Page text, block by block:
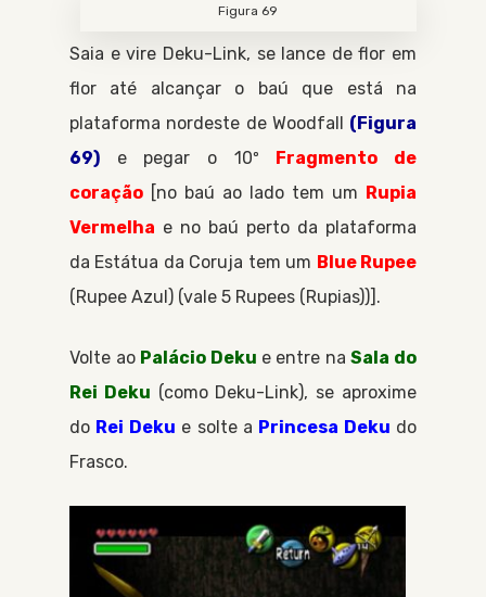
Figura 69
Saia e vire Deku-Link, se lance de flor em
flor até alcançar o baú que está na
plataforma nordeste de Woodfall (Figura
69) e pegar o 10º Fragmento de
coração [no baú ao lado tem um Rupia
Vermelha e no baú perto da plataforma
da Estátua da Coruja tem um Blue Rupee
Rupee Azul (vale 5 Rupees Rupias )].
Volte ao Palácio Deku e entre naSala do
Rei Deku (como Deku-Link), se aproxime
do Rei Deku e solte a Princesa Deku do
Frasco.